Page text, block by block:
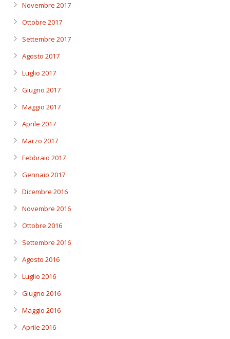
Novembre 2017
Ottobre 2017
Settembre 2017
Agosto 2017
Luglio 2017
Giugno 2017
Maggio 2017
Aprile 2017
Marzo 2017
Febbraio 2017
Gennaio 2017
Dicembre 2016
Novembre 2016
Ottobre 2016
Settembre 2016
Agosto 2016
Luglio 2016
Giugno 2016
Maggio 2016
Aprile 2016